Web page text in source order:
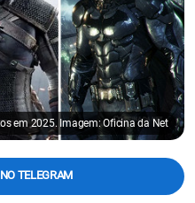
em 2025. Imagem: Oficina da Net
TELEGRAM